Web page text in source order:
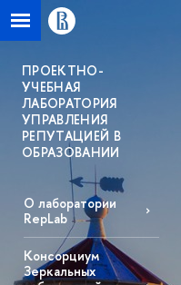
ПРОЕКТНО-
УЧЕБНАЯ
ЛАБОРАТОРИЯ
УПРАВЛЕНИЯ
РЕПУТАЦИЕЙ В
ОБРАЗОВАНИИ
О лаборатории
RepLab
Консорциум
Зеркальных